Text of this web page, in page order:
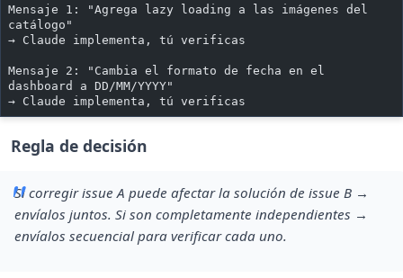
Mensaje 1: "Agrega lazy loading a las imágenes del
catálogo"
→ Claude implementa, tú verificas
Mensaje 2: "Cambia el formato de fecha en el
dashboard a DD/MM/YYYY"
→ Claude implementa, tú verificas
Regla de decisión
Si corregir issue A puede afectar la solución de issue B →
envíalos juntos. Si son completamente independientes →
envíalos secuencial para verificar cada uno.